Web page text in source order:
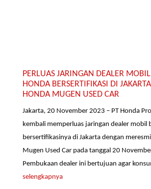
PERLUAS JARINGAN DEALER
HONDA BERSERTIFIKASI DI
HONDA MUGEN USED CAR
Jakarta, 20 November 2023 – PT Honda
kembali memperluas jaringan dealer mobil
bersertifikasinya di Jakarta dengan
Mugen Used Car pada tanggal 20
Pembukaan dealer ini bertujuan agar
selengkapnya